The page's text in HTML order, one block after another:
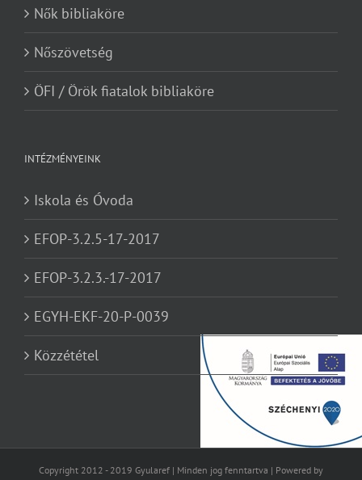
Nők bibliaköre
Nőszövetség
ÖFI / Örök fiatalok bibliaköre
INTÉZMÉNYEINK
Iskola és Óvoda
EFOP-3.2.5-17-2017
EFOP-3.2.3.-17-2017
EGYH-EKF-20-P-0039
Közzététel
Copyright 2012 - 2019 Gyularef | Minden jog fenntartva | Powered by